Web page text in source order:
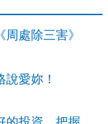
處除三害》
愛妳！